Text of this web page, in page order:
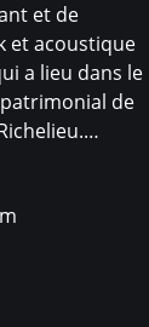
et de
et acoustique
a lieu dans le
de